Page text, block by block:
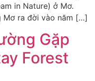
in Nature) ở Mơ.
Mơ ra đời vào năm […]
Gặp
Forest